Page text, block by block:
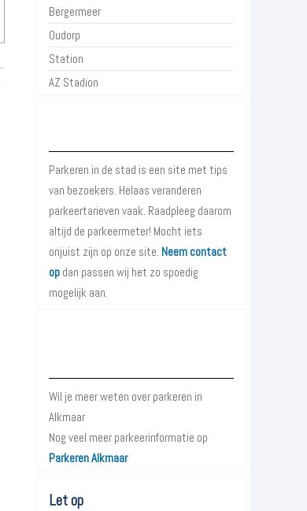
Bergermeer
Oudorp
Station
AZ Stadion
Parkeren in de stad is een site met tips
van bezoekers. Helaas veranderen
parkeertarieven vaak. Raadpleeg daarom
altijd de parkeermeter! Mocht iets
onjuist zijn op onze site. Neem contact
op dan passen wij het zo spoedig
mogelijk aan.
Wil je meer weten over parkeren in
Alkmaar
Nog veel meer parkeerinformatie op
Parkeren Alkmaar
Let op